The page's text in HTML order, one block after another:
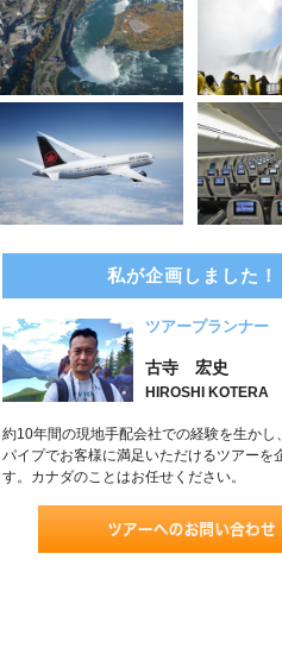
私が企画しました！
ツアープランナー
古寺 宏史
HIROSHI KOTERA
約10年間の現地手配会社での経験を生かし
パイプでお客様に満足いただけるツアーを
す。カナダのことはお任せください。